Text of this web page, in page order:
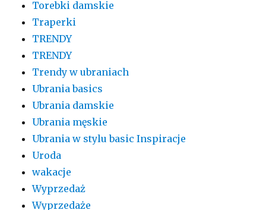
Torebki damskie
Traperki
TRENDY
TRENDY
Trendy w ubraniach
Ubrania basics
Ubrania damskie
Ubrania męskie
Ubrania w stylu basic Inspiracje
Uroda
wakacje
Wyprzedaż
Wyprzedaże